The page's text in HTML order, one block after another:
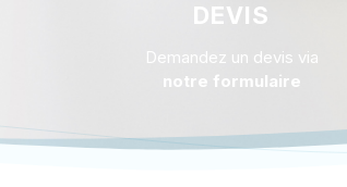
DEVIS
Demandez un devis via
notre formulaire